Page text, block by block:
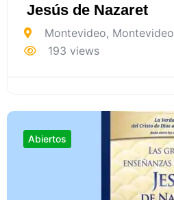
Jesús de Nazaret
Montevideo, Montevideo
193 views
Abiertos